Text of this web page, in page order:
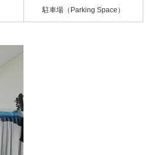
駐車場（Parking Space）